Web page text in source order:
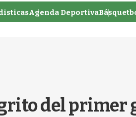
Agenda Deportiva
del primer